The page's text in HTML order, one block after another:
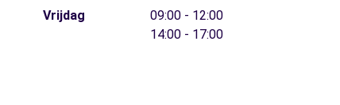
Vrijdag
09:00 - 12:00
14:00 - 17:00